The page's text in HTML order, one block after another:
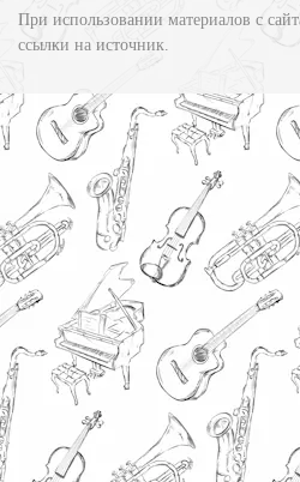
При использовании материалов с
ссылки на источник.